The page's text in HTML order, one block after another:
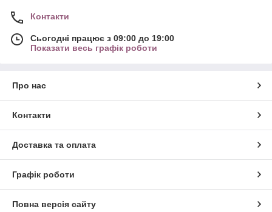
Контакти
Сьогодні працює з 09:00 до 19:00
Показати весь графік роботи
Про нас
Контакти
Доставка та оплата
Графік роботи
Повна версія сайту